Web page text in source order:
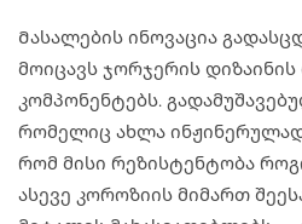
Მასალების ინოვაცია
მოიცავს ჯორჯერის
კომპონენტებს.
რომელიც ახლა
რომ მისი რეზისტენტობა
ასევე კოროზიის მიმართ